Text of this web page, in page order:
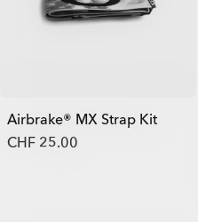
Airbrake® MX Strap Kit
CHF 25.00